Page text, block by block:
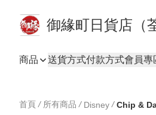
御緣町日貨店（
商品 送貨方式付款方式會員專
首頁 / 所有商品 / Disney / Chip &